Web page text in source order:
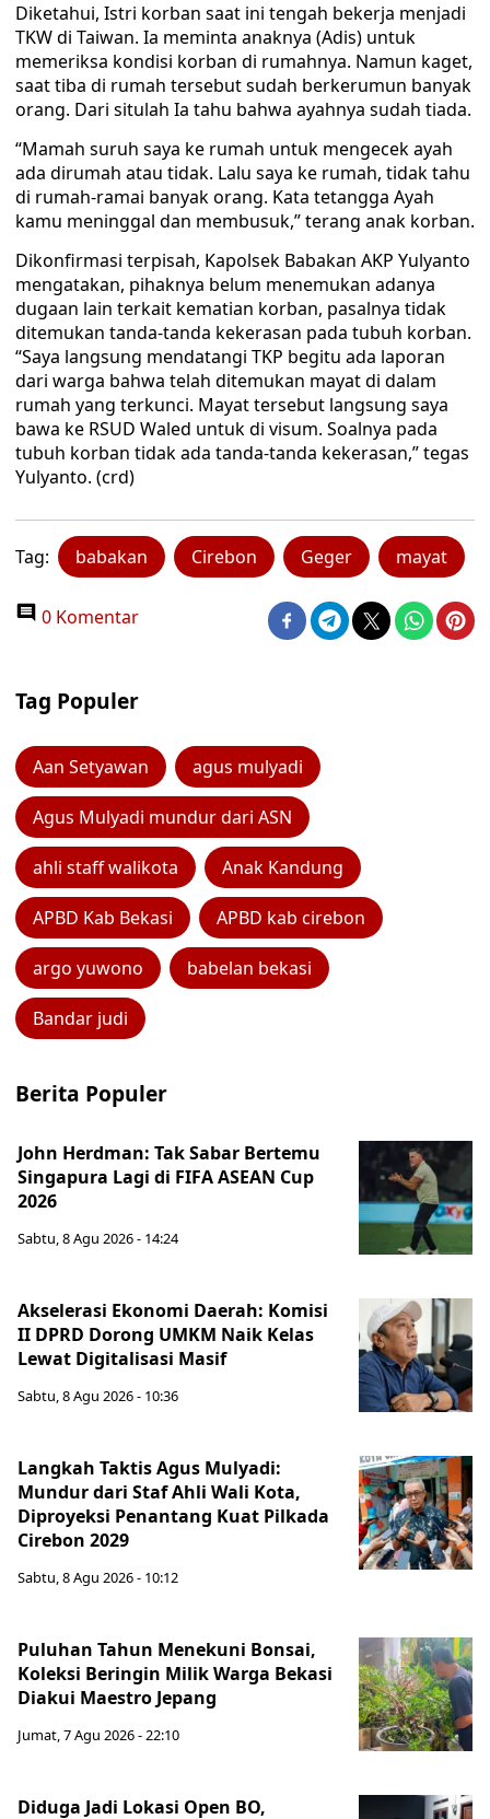
Diketahui, Istri korban saat ini tengah bekerja menjadi
TKW di Taiwan. Ia meminta anaknya (Adis) untuk
memeriksa kondisi korban di rumahnya. Namun kaget,
saat tiba di rumah tersebut sudah berkerumun banyak
orang. Dari situlah Ia tahu bahwa ayahnya sudah tiada.
“Mamah suruh saya ke rumah untuk mengecek ayah
ada dirumah atau tidak. Lalu saya ke rumah, tidak tahu
di rumah-ramai banyak orang. Kata tetangga Ayah
kamu meninggal dan membusuk,” terang anak korban.
Dikonfirmasi terpisah, Kapolsek Babakan AKP Yulyanto
mengatakan, pihaknya belum menemukan adanya
dugaan lain terkait kematian korban, pasalnya tidak
ditemukan tanda-tanda kekerasan pada tubuh korban.
“Saya langsung mendatangi TKP begitu ada laporan
dari warga bahwa telah ditemukan mayat di dalam
rumah yang terkunci. Mayat tersebut langsung saya
bawa ke RSUD Waled untuk di visum. Soalnya pada
tubuh korban tidak ada tanda-tanda kekerasan,” tegas
Yulyanto. (crd)
Tag: babakan Cirebon Geger mayat
0 Komentar
Tag Populer
Aan Setyawan agus mulyadi
Agus Mulyadi mundur dari ASN
ahli staff walikota Anak Kandung
APBD Kab Bekasi APBD kab cirebon
argo yuwono babelan bekasi
Bandar judi
Berita Populer
John Herdman: Tak Sabar Bertemu
Singapura Lagi di FIFA ASEAN Cup
2026
Sabtu, 8 Agu 2026 - 14:24
Akselerasi Ekonomi Daerah: Komisi
II DPRD Dorong UMKM Naik Kelas
Lewat Digitalisasi Masif
Sabtu, 8 Agu 2026 - 10:36
Langkah Taktis Agus Mulyadi:
Mundur dari Staf Ahli Wali Kota,
Diproyeksi Penantang Kuat Pilkada
Cirebon 2029
Sabtu, 8 Agu 2026 - 10:12
Puluhan Tahun Menekuni Bonsai,
Koleksi Beringin Milik Warga Bekasi
Diakui Maestro Jepang
Jumat, 7 Agu 2026 - 22:10
Diduga Jadi Lokasi Open BO,